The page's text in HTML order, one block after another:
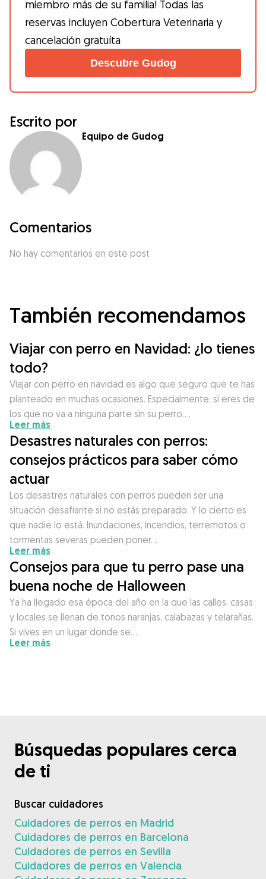
miembro más de su familia! Todas las
reservas incluyen Cobertura Veterinaria y
cancelación gratuíta
Descubre Gudog
Escrito por
Equipo de Gudog
Comentarios
No hay comentarios en este post
También recomendamos
Viajar con perro en Navidad: ¿lo tienes
todo?
Viajar con perro en navidad es algo que seguro que te has
planteado en muchas ocasiones. Especialmente, si eres de
los que no va a ninguna parte sin su perro….
Leer más
Desastres naturales con perros:
consejos prácticos para saber cómo
actuar
Los desastres naturales con perros pueden ser una
situación desafiante si no estás preparado. Y lo cierto es
que nadie lo está. Inundaciones, incendios, terremotos o
tormentas severas pueden poner…
Leer más
Consejos para que tu perro pase una
buena noche de Halloween
Ya ha llegado esa época del año en la que las calles, casas
y locales se llenan de tonos naranjas, calabazas y telarañas.
Si vives en un lugar donde se…
Leer más
Búsquedas populares cerca
de ti
Buscar cuidadores
Cuidadores de perros en Madrid
Cuidadores de perros en Barcelona
Cuidadores de perros en Sevilla
Cuidadores de perros en Valencia